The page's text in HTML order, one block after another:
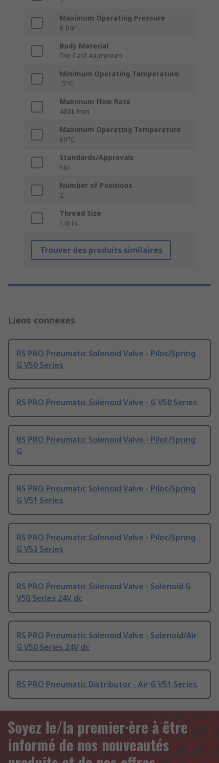
Maximum Operating Pressure
8 bar
Body Material
Die Cast Aluminium
Minimum Operating Temperature
-5°C
Maximum Flow Rate
480L/min
Maximum Operating Temperature
60°C
Standards/Approvals
No
Number of Positions
2
Thread Size
1/8 in
Trouver des produits similaires
Liens connexes
RS PRO Pneumatic Solenoid Valve - Pilot/Spring
G V50 Series
RS PRO Pneumatic Solenoid Valve - G V50 Series
RS PRO Pneumatic Solenoid Valve - Pilot/Spring
G
RS PRO Pneumatic Solenoid Valve - Pilot/Spring
G V51 Series
RS PRO Pneumatic Solenoid Valve - Pilot/Spring
G V53 Series
RS PRO Pneumatic Solenoid Valve - Solenoid G
V50 Series 24V dc
RS PRO Pneumatic Solenoid Valve - Solenoid/Air
G V50 Series 24V dc
RS PRO Pneumatic Distributor - Air G V51 Series
Soyez le/la premier·ère à être
informé de nos nouveautés